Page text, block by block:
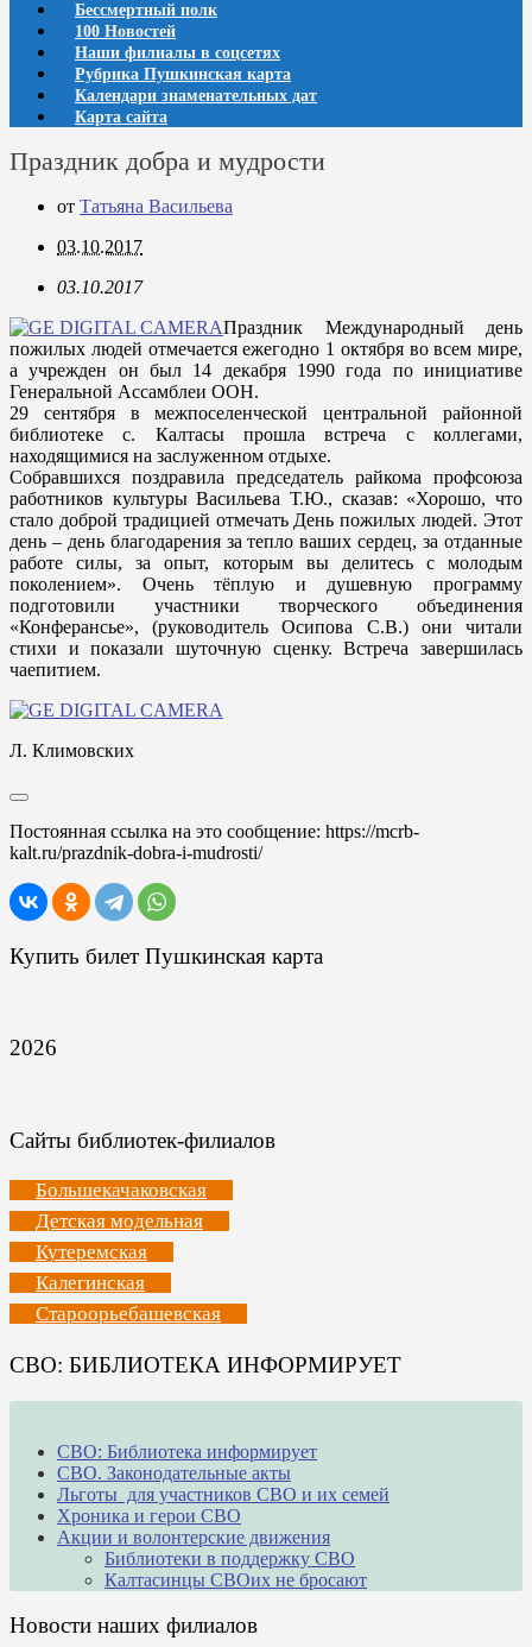
Бессмертный полк
100 Новостей
Наши филиалы в соцсетях
Рубрика Пушкинская карта
Календари знаменательных дат
Карта сайта
Праздник добра и мудрости
от Татьяна Васильева
03.10.2017
03.10.2017
Праздник Международный день
пожилых людей отмечается ежегодно 1 октября во всем мире,
а учрежден он был 14 декабря 1990 года по инициативе
Генеральной Ассамблеи ООН.
29 сентября в межпоселенческой центральной районной
библиотеке с. Калтасы прошла встреча с коллегами,
находящимися на заслуженном отдыхе.
Собравшихся поздравила председатель райкома профсоюза
работников культуры Васильева Т.Ю., сказав: «Хорошо, что
стало доброй традицией отмечать День пожилых людей. Этот
день – день благодарения за тепло ваших сердец, за отданные
работе силы, за опыт, которым вы делитесь с молодым
поколением». Очень тёплую и душевную программу
подготовили участники творческого объединения
«Конферансье», (руководитель Осипова С.В.) они читали
стихи и показали шуточную сценку. Встреча завершилась
чаепитием.
Л. Климовских
Постоянная ссылка на это сообщение: https://mcrb-
kalt.ru/prazdnik-dobra-i-mudrosti/
Купить билет Пушкинская карта
2026
Сайты библиотек-филиалов
Большекачаковская
Детская модельная
Кутеремская
Калегинская
Староорьебашевская
СВО: БИБЛИОТЕКА ИНФОРМИРУЕТ
СВО: Библиотека информирует
СВО. Законодательные акты
Льготы для участников СВО и их семей
Хроника и герои СВО
Акции и волонтерские движения
Библиотеки в поддержку СВО
Калтасинцы СВОих не бросают
Новости наших филиалов